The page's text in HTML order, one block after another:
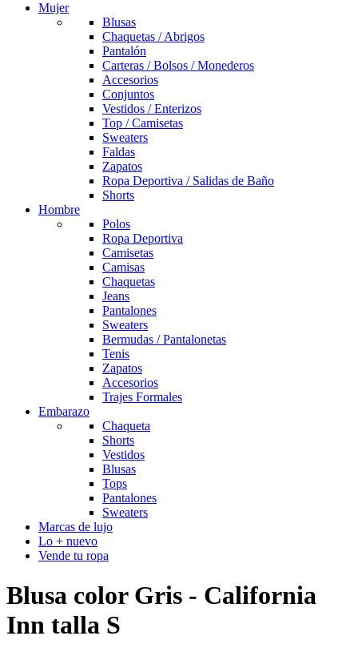
Mujer
Blusas
Chaquetas / Abrigos
Pantalón
Carteras / Bolsos / Monederos
Accesorios
Conjuntos
Vestidos / Enterizos
Top / Camisetas
Sweaters
Faldas
Zapatos
Ropa Deportiva / Salidas de Baño
Shorts
Hombre
Polos
Ropa Deportiva
Camisetas
Camisas
Chaquetas
Jeans
Pantalones
Sweaters
Bermudas / Pantalonetas
Tenis
Zapatos
Accesorios
Trajes Formales
Embarazo
Chaqueta
Shorts
Vestidos
Blusas
Tops
Pantalones
Sweaters
Marcas de lujo
Lo + nuevo
Vende tu ropa
Blusa color Gris - California
Inn talla S